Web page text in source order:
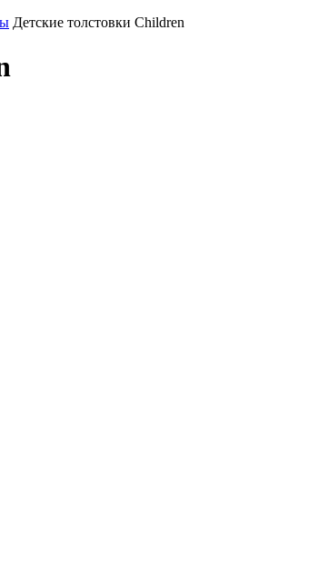
Детские толстовки Children